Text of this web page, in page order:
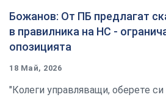
Божанов: От ПБ предлагат
в правилника на НС -
опозицията
18 Май, 2026
"Колеги управляващи, оберете